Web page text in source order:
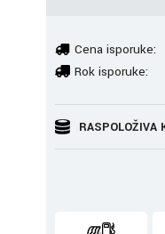
Cena isporuke:
Rok isporuke:
RASPOLOŽIVA